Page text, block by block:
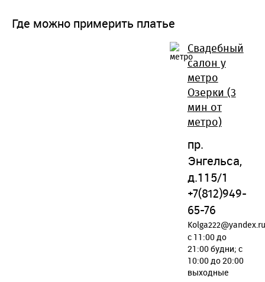
Где можно примерить платье
Свадебный
салон у
метро
Озерки (3
мин от
метро)
пр.
Энгельса,
д.115/1
+7(812)949-
65-76
Kolga222@yandex.ru
c 11:00 до
21:00 будни; c
10:00 до 20:00
выходные